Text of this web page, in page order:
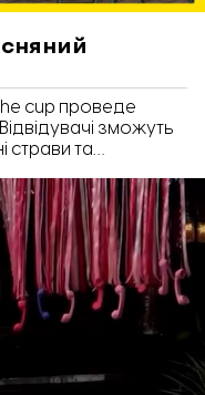
cup проведе
зможуть
страви та